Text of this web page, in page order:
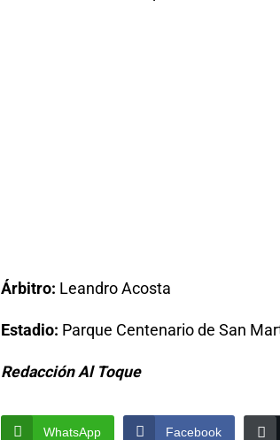
Árbitro: Leandro Acosta
Estadio: Parque Centenario de San
Redacción Al Toque
WhatsApp Facebook